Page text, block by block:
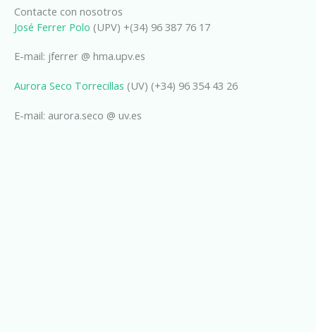
Contacte con nosotros
José Ferrer Polo (UPV) +(34) 96 387 76 17
E-mail: jferrer @ hma.upv.es
Aurora Seco Torrecillas (UV) (+34) 96 354 43 26
E-mail: aurora.seco @ uv.es